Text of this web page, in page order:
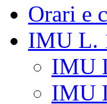
Orari e
IMU L.
IMU
IMU